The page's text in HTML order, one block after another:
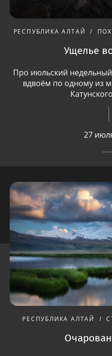
РЕСПУБЛИКА АЛТАЙ
Ущелье
Про июльский
вдвоём по одному из
27
РЕСПУБЛИКА АЛТАЙ